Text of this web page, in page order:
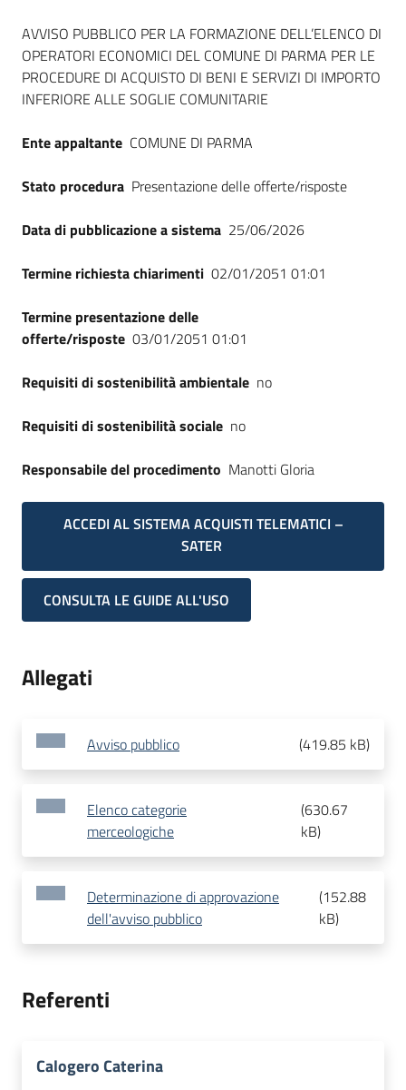
Dati del bando
AVVISO PUBBLICO PER LA FORMAZIONE DELL’ELENCO DI
OPERATORI ECONOMICI DEL COMUNE DI PARMA PER LE
PROCEDURE DI ACQUISTO DI BENI E SERVIZI DI IMPORTO
INFERIORE ALLE SOGLIE COMUNITARIE
Ente appaltante COMUNE DI PARMA
Stato procedura Presentazione delle offerte/risposte
Data di pubblicazione a sistema 25/06/2026
Termine richiesta chiarimenti 02/01/2051 01:01
Termine presentazione delle
offerte/risposte 03/01/2051 01:01
Requisiti di sostenibilità ambientale no
Requisiti di sostenibilità sociale no
Responsabile del procedimento Manotti Gloria
ACCEDI AL SISTEMA ACQUISTI TELEMATICI –
SATER
CONSULTA LE GUIDE ALL'USO
Allegati
Avviso pubblico (419.85 kB)
Elenco categorie
merceologiche
(630.67
kB)
Determinazione di approvazione
dell'avviso pubblico
(152.88
kB)
Referenti
Calogero Caterina